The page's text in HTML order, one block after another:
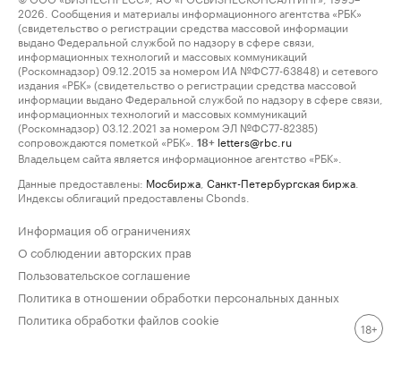
2026. Сообщения и материалы информационного агентства «РБК»
(свидетельство о регистрации средства массовой информации
выдано Федеральной службой по надзору в сфере связи,
информационных технологий и массовых коммуникаций
(Роскомнадзор) 09.12.2015 за номером ИА №ФС77-63848) и сетевого
издания «РБК» (свидетельство о регистрации средства массовой
информации выдано Федеральной службой по надзору в сфере связи,
информационных технологий и массовых коммуникаций
(Роскомнадзор) 03.12.2021 за номером ЭЛ №ФС77-82385)
сопровождаются пометкой «РБК».
18+ letters@rbc.ru
Владельцем сайта является информационное агентство «РБК».
Данные предоставлены: Мосбиржа Санкт-Петербургская биржа
Индексы облигаций предоставлены Cbonds.
Информация об ограничениях
О соблюдении авторских прав
Пользовательское соглашение
Политика в отношении обработки персональных данных
Политика обработки файлов cookie
18+